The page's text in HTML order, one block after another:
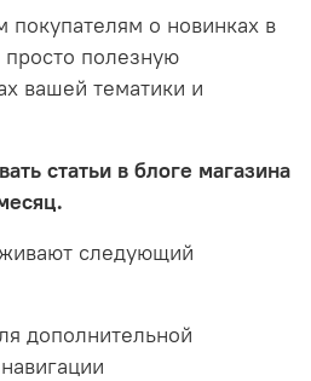
покупателям о новинках в
полезную
вашей тематики и
статьи в блоге магазина
следующий
дополнительной